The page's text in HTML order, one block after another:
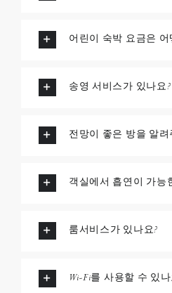
어린이 숙박 요금은 어
송영 서비스가 있나요?
전망이 좋은 방을 알려
객실에서 흡연이 가능
룸서비스가 있나요?
Wi-Fi를 사용할 수 있나